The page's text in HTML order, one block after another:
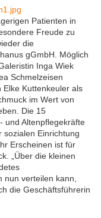
Patienten in
Freude zu
die
gGmbH. Möglich
Inga Wiek
Schmelzeisen
Kuttenkeuler als
im Wert von
Die 15
und Altenpflegekräfte
sozialen Einrichtung
Erscheinen ist für
„Über die kleinen
nun verteilen kann,
die Geschäftsführerin